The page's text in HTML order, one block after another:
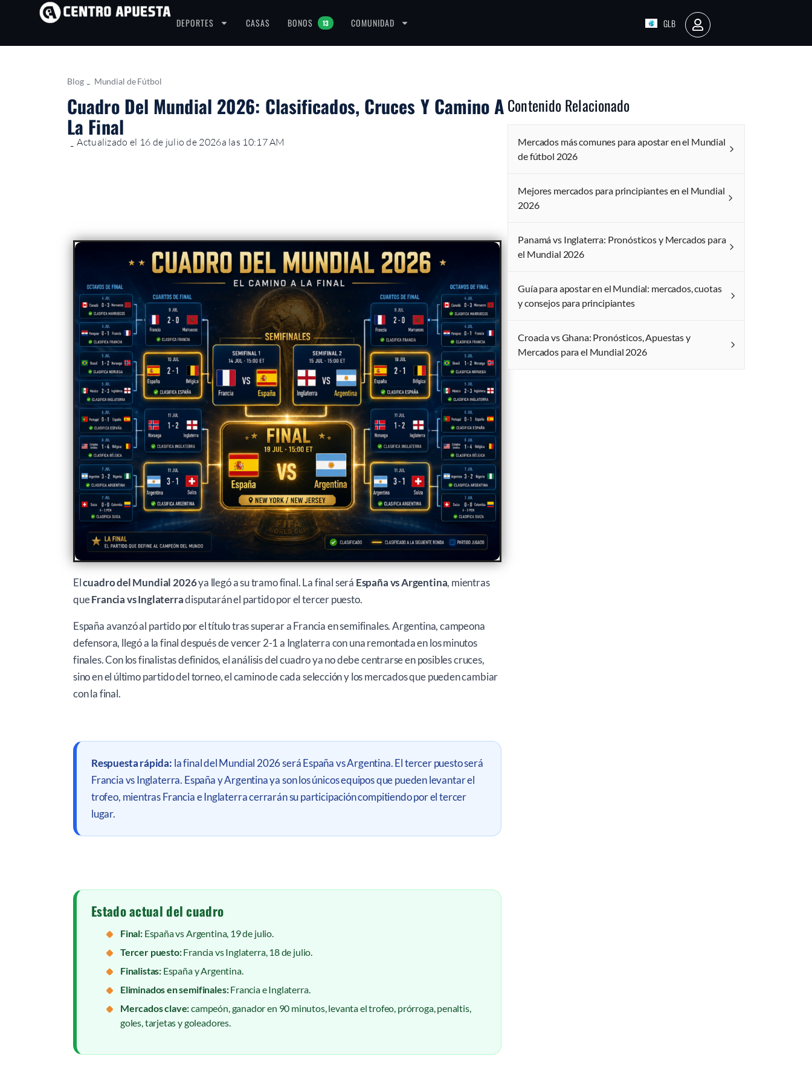
DEPORTES CASAS BONOS 13 COMUNIDAD GLB
AR
Blog - Mundial de Fútbol
Cuadro Del Mundial 2026: Clasificados, Cruces Y Camino A
La Final
- Actualizado el 16 de julio de 2026a las 10:17 AM
Elcuadro del Mundial 2026ya llegó a su tramo final. La final será España vs Argentina, mientras
queFrancia vs Inglaterradisputarán el partido por el tercer puesto.
España avanzó al partido por el título tras superar a Francia en semifinales. Argentina, campeona
defensora, llegó a la final después de vencer 2-1 a Inglaterra con una remontada en los minutos
finales. Con los finalistas definidos, el análisis del cuadro ya no debe centrarse en posibles cruces,
sino en el último partido del torneo, el camino de cada selección y los mercados que pueden cambiar
con la final.
Respuesta rápida: la final del Mundial 2026 será España vs Argentina. El tercer puesto será
Francia vs Inglaterra. España y Argentina ya son los únicos equipos que pueden levantar el
trofeo, mientras Francia e Inglaterra cerrarán su participación compitiendo por el tercer
lugar.
Estado actual del cuadro
Final:España vs Argentina, 19 de julio.
Tercer puesto:Francia vs Inglaterra, 18 de julio.
Finalistas: España y Argentina.
Eliminados en semifinales:Francia e Inglaterra.
Mercados clave:campeón, ganador en 90 minutos, levanta el trofeo, prórroga, penaltis,
goles, tarjetas y goleadores.
Contenido Relacionado
Mercados más comunes para apostar en el Mundial
de fútbol 2026
Mejores mercados para principiantes en el Mundial
2026
Panamá vs Inglaterra: Pronósticos y Mercados para
el Mundial 2026
Guía para apostar en el Mundial: mercados, cuotas
y consejos para principiantes
Croacia vs Ghana: Pronósticos, Apuestas y
Mercados para el Mundial 2026